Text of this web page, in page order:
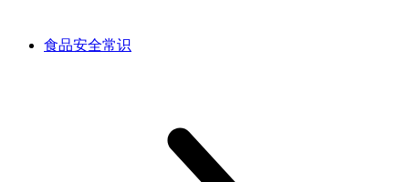
食品安全常识